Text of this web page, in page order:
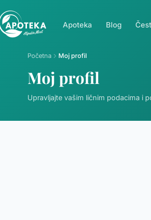
Apoteka Blog
Početna Moj profil
Moj profil
Upravljajte vašim ličnim podacima i